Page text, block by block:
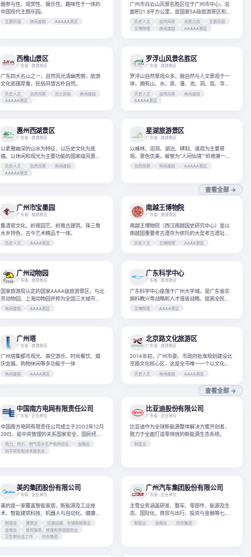
融参与性、观赏性、娱乐性、趣味性于一体的
中国现代主题乐园。
主题乐园 休闲度假 AAAAA景区
广州市白云山风景名胜区位于广州市中心，总
面积21.8平方公里，是国家5A级旅游景区和国
家级风景名胜区。
历史人文 自然风景 名胜古迹
主题乐园
文博院馆
休闲度假 AAAAA景区
西樵山景区
广东省 · 旅游景区
广东四大名山之一，自然风光清幽秀丽，旅游
文化底蕴厚重，民俗风情古朴自然。
历史人文 自然风景 风土民俗
休闲度假
AAAAA景区
罗浮山风景名胜区
广东省· 旅游景区
罗浮山自然景观众多，融自然与人文景观于一
体，拥有山、水、泉、瀑、池、洞、观、寺、
塔、林等景观。
历史人文 自然风景
休闲度假
AAAAA景区
惠州西湖景区
广东省 · 旅游景区
以素雅幽深的山水为特征、以历史文化为底
蕴、以休闲和观光为主要功能的国家级风景名
胜区和国家AAAAA级旅游景区。
历史人文 自然风景
休闲度假
AAAAA景区
星湖旅游景区
广东省· 旅游景区
以峰林、溶洞、湖泊、碑刻、道观为主要景
观，景色优美，被誉为“人间仙境”“岭南第一奇
观”，自隋唐以来便是旅游胜地。
自然风景 休闲度假 AAAAA景区
查看全部 →
广州市宝墨园
广东省 · 旅游景区
集清官文化、岭南园艺、岭南古建筑、珠三角
水乡特色、古今艺术精品于一体。
历史人文 AAAA景区
南越王博物院
广东省· 旅游景区
南越王博物院（西汉南越国史研究中心）是以
南越国重要考古遗存为依托的大型考古遗址类
博物馆。
历史人文 文博院馆 AAAA景区
广州动物园
广东省 · 旅游景区
国家旅游局认定的国家AAAA级旅游景区，与北
京动物园、上海动物园并称为全国三大城市动
物园。
休闲度假 AAAA景区
广东科学中心
广东省· 旅游景区
广东科学中心座落于广州大学城，是广东省实
施科教兴粤战略和人才强省战略、提高全民科
学文化素养的大型综合性科普场馆。
文博院馆 AAAA景区
广州塔
广东省 · 旅游景区
广州塔集都市观光、高空游乐、时尚餐饮、婚
庆会展、购物休闲等多功能于一体
休闲度假 AAAA景区
北京路文化旅游区
广东省· 旅游景区
2014年初，广州市委、市政府批准规划建设北
京路文化核心区，这是全市唯一一个以文化保
护与发展为主要内容和特色的产业发展功能
区。
历史人文 休闲度假 AAAA景区
查看全部 →
中国南方电网有限责任公司
广东省 · 企业单位
中国南方电网有限责任公司成立于2002年12月
29日，是中央管理的关系国家安全、国民经济
命脉的国有重要骨干企业。
电力、热力、燃气及水生产和供应业
金融业
科学研究和技术服务业
比亚迪股份有限公司
广东省· 企业单位
比亚迪作为全球新能源整体解决方案开创者，
致力于全面打造零排放的新能源生态系统。
制造业
美的集团股份有限公司
广东省 · 企业单位
美的是一家覆盖智能家居、新能源及工业技
术、智能建筑科技、机器人与自动化、健康医
疗、智慧物流等业务的全球化科技集团
制造业 建筑业
交通运输、仓储和邮政业
金融业
居民服务、修理和其他服务业
卫生和社会工作
综合集团
广州汽车集团股份有限公司
广东省· 企业单位
主营业务涵盖研发、整车、零部件、能源及生
态、国际化、商贸与出行、投资与金融等七大
板块。
制造业 金融业 综合集团